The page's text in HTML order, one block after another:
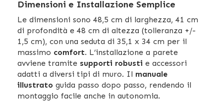
Dimensioni e Installazione Semplice
Le dimensioni sono 48,5 cm di larghezza, 41 cm
di profondità e 48 cm di altezza (tolleranza +/-
1,5 cm), con una seduta di 35,1 x 34 cm per il
massimo comfort. L’installazione a parete
avviene tramite supporti robusti e accessori
adatti a diversi tipi di muro. Il manuale
illustrato guida passo dopo passo, rendendo il
montaggio facile anche in autonomia.